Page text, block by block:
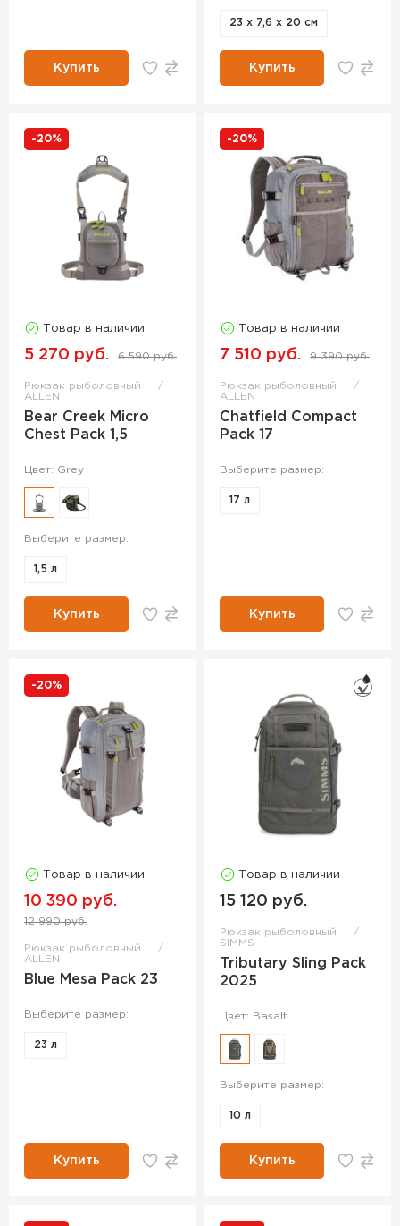
Купить
23 х 7,6 х 20 см
Купить
-20%
Товар в наличии
5 270 руб. 6 590 руб.
Рюкзак рыболовный
ALLEN
Bear Creek Micro
Chest Pack 1,5
Цвет: Grey
Выберите размер:
1,5 л
Купить
-20%
Товар в наличии
7 510 руб. 9 390 руб.
Рюкзак рыболовный
ALLEN
Chatfield Compact
Pack 17
Выберите размер:
17 л
Купить
-20%
Товар в наличии
10 390 руб.
12 990 руб.
Рюкзак рыболовный
ALLEN
Blue Mesa Pack 23
Выберите размер:
23 л
Купить
Товар в наличии
15 120 руб.
Рюкзак рыболовный
SIMMS
Tributary Sling Pack
2025
Цвет: Basalt
Выберите размер:
10 л
Купить